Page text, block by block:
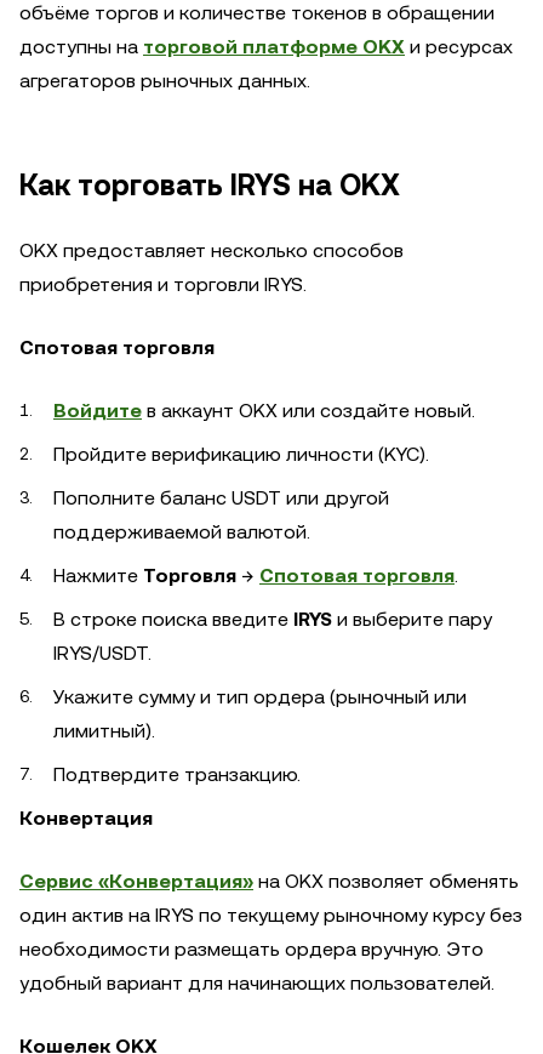
объёме торгов и количестве токенов в обращении
доступны на торговой платформе OKX и ресурсах
агрегаторов рыночных данных.
Как торговать IRYS на OKX
OKX предоставляет несколько способов
приобретения и торговли IRYS.
Спотовая торговля
Войдите в аккаунт OKX или создайте новый.
Пройдите верификацию личности (KYC).
Пополните баланс USDT или другой
поддерживаемой валютой.
Нажмите Торговля → Спотовая торговля.
В строке поиска введите IRYS и выберите пару
IRYS/USDT.
Укажите сумму и тип ордера (рыночный или
лимитный).
Подтвердите транзакцию.
Конвертация
Сервис «Конвертация» на OKX позволяет обменять
один актив на IRYS по текущему рыночному курсу без
необходимости размещать ордера вручную. Это
удобный вариант для начинающих пользователей.
Кошелек OKX